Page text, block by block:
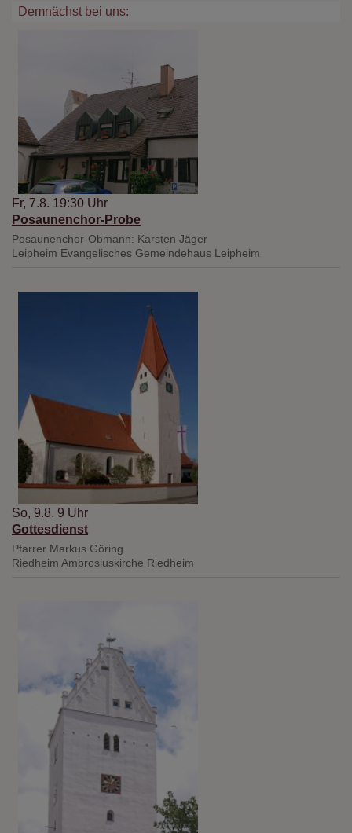
Demnächst bei uns:
Fr, 7.8. 19:30 Uhr
Posaunenchor-Probe
Posaunenchor-Obmann: Karsten Jäger
Leipheim Evangelisches Gemeindehaus Leipheim
So, 9.8. 9 Uhr
Gottesdienst
Pfarrer Markus Göring
Riedheim Ambrosiuskirche Riedheim